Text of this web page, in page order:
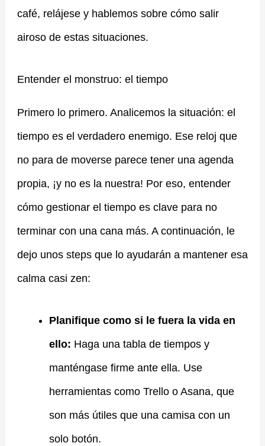
café, relájese y hablemos sobre cómo salir
airoso de estas situaciones.
Entender el monstruo: el tiempo
Primero lo primero. Analicemos la situación: el
tiempo es el verdadero enemigo. Ese reloj que
no para de moverse parece tener una agenda
propia, ¡y no es la nuestra! Por eso, entender
cómo gestionar el tiempo es clave para no
terminar con una cana más. A continuación, le
dejo unos steps que lo ayudarán a mantener esa
calma casi zen:
Planifique como si le fuera la vida en
ello: Haga una tabla de tiempos y
manténgase firme ante ella. Use
herramientas como Trello o Asana, que
son más útiles que una camisa con un
solo botón.